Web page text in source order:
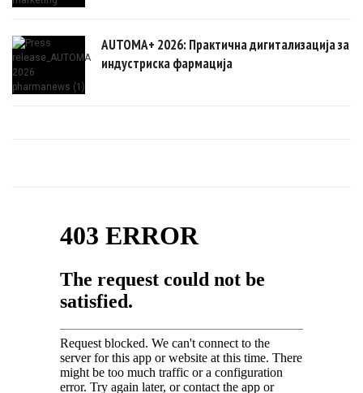
AUTOMA+ 2026: Практична дигитализација за
индустриска фармација